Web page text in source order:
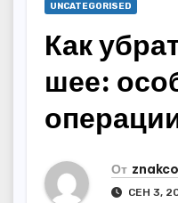
UNCATEGORISED
Как
шее:
От
СЕН 3,